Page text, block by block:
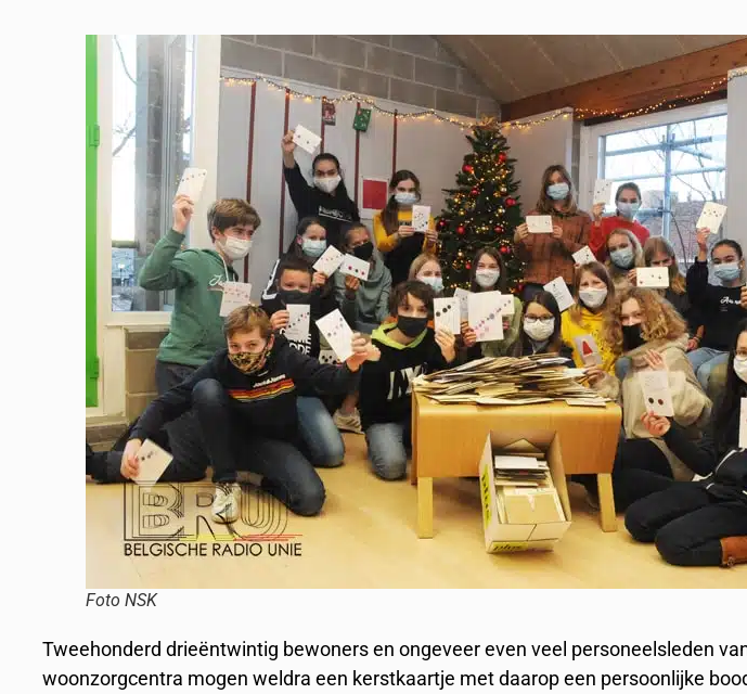
Foto NSK
Tweehonderd drieëntwintig bewoners en ongeveer even veel personeelsleden
woonzorgcentra mogen weldra een kerstkaartje met daarop een persoonlijke